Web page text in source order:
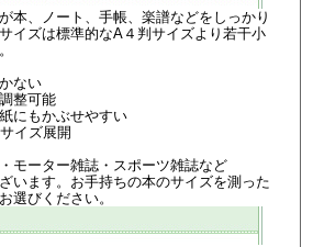
本、ノート、手帳、楽譜などをしっかり
イズは標準的なA４判サイズより若干小
ない
整可能
にもかぶせやすい
イズ展開
モーター雑誌・スポーツ雑誌など
います。お手持ちの本のサイズを測った
選びください。